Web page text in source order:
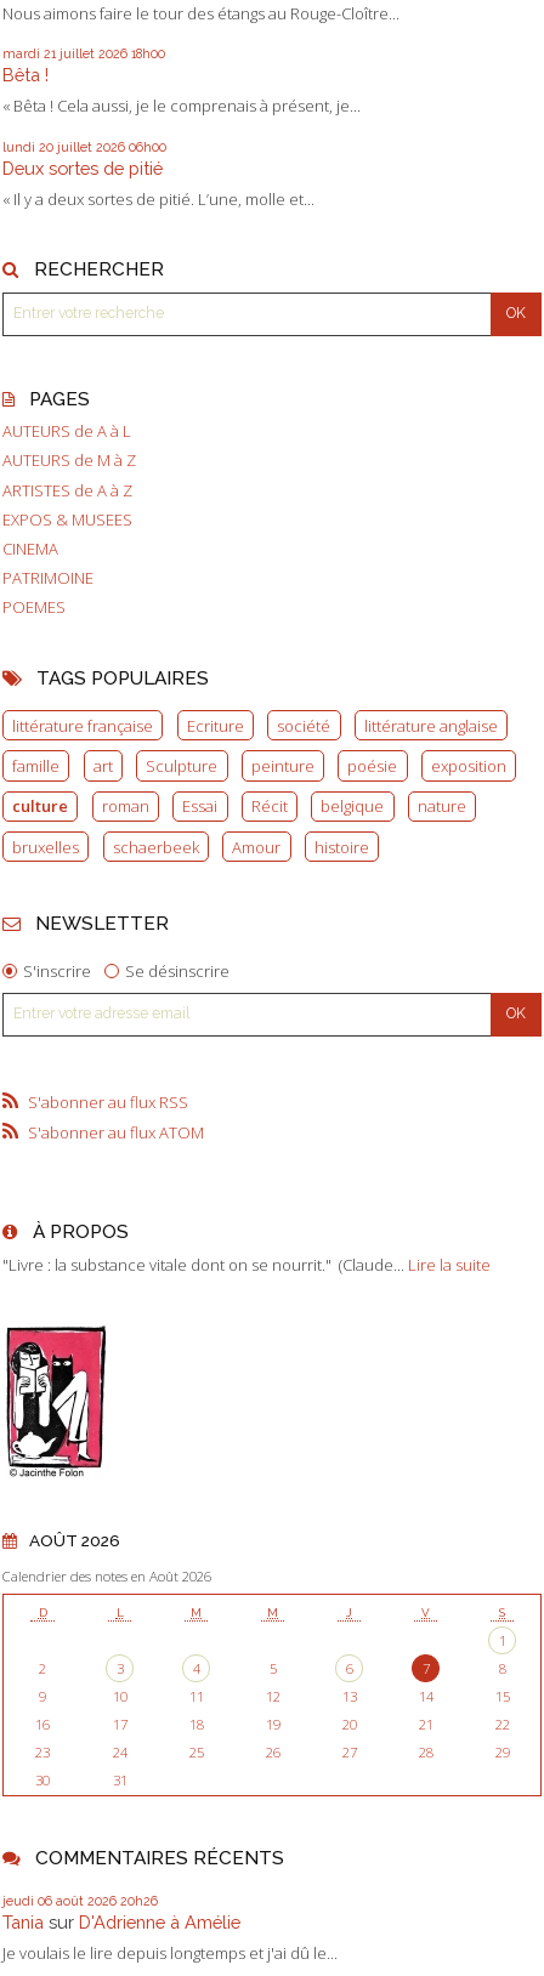
Nous aimons faire le tour des étangs au Rouge-Cloître...
mardi 21 juillet 2026 18h00
Bêta !
« Bêta ! Cela aussi, je le comprenais à présent, je...
lundi 20 juillet 2026 06h00
Deux sortes de pitié
« Il y a deux sortes de pitié. L’une, molle et...
RECHERCHER
PAGES
AUTEURS de A à L
AUTEURS de M à Z
ARTISTES de A à Z
EXPOS & MUSEES
CINEMA
PATRIMOINE
POEMES
TAGS POPULAIRES
littérature française Ecriture société
littérature anglaise
famille
art Sculpture peinture poésie
exposition
culture
roman Essai Récit belgique
nature
bruxelles
schaerbeek Amour histoire
NEWSLETTER
S'inscrire Se désinscrire
S'abonner au flux RSS
S'abonner au flux ATOM
À PROPOS
"Livre : la substance vitale dont on se nourrit." (Claude... Lire la suite
AOÛT 2026
Calendrier des notes en Août 2026
D L M M J V S
1
2
3 4 5 6 7
8
9
10 11 12 13 14
15
16
17 18 19 20 21
22
23
24 25 26 27 28
29
30
31
COMMENTAIRES RÉCENTS
jeudi 06 août 2026 20h26
Tania sur D'Adrienne à Amélie
Je voulais le lire depuis longtemps et j'ai dû le...